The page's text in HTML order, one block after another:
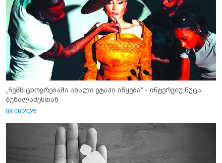
„ჩემს ცხოვრებაში ახალი ეტაპი იწყება“ - ინტერვიუ ნუცა
ბუზალაძესთან
08.08.2026